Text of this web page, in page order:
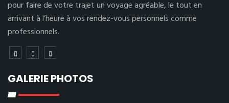
pour faire de votre trajet un voyage agréable, le tout en
arrivant à l’heure à vos rendez-vous personnels comme
professionnels.
GALERIE PHOTOS